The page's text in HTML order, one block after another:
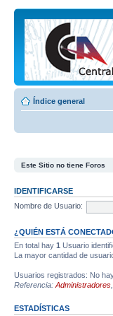
Índice general
Este Sitio no tiene Foros
IDENTIFICARSE
Nombre de Usuario:
¿QUIÉN ESTÁ
En total hay 1 Usuario
La mayor cantidad de
Usuarios registrados: No
Referencia: Administradores
ESTADÍSTICAS